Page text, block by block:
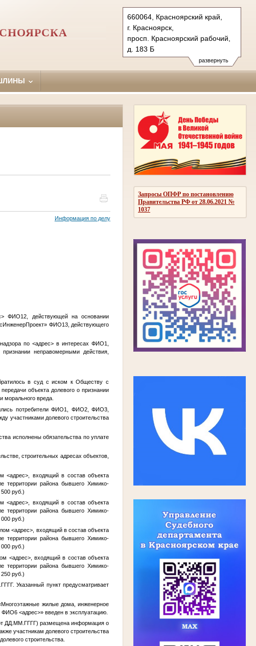
развернуть
660064, Красноярский край,
г. Красноярск,
просп. Красноярский рабочий,
д. 183 Б
Тел.: (391)263-63-43 (приемн.),
263-63-37 (гр.отд)
sverdl.krk@sudrf.ru
Запросы ОПФР по постановлению
Правительства РФ от 28.06.2021 №
1037
Информация по делу
ФИО12 , действующей на основании
ФИО13, действующего
по<адрес>в интересахФИО1
неправомерными действия,
в суд с иском к Обществу с
объекта долевого о признании
морального вреда.
потребителиФИО1 ФИО2,ФИО3
участниками долевого строительства
исполнены обязательства по уплате
строительных адресах объектов,
<адрес> , входящий в состав объекта
территории района бывшего Химико-
руб.)
<адрес> , входящий в состав объекта
территории района бывшего Химико-
руб.)
<адрес> , входящий в состав объекта
территории района бывшего Химико-
руб.)
<адрес>, входящий в состав объекта
территории района бывшего Химико-
руб.)
. Указанный пункт предусматривает
жилые дома, инженерное
ФИО6 <адрес>» введен в эксплуатацию.
ДД.ММ.ГГГГ) размещена информация о
участникам долевого строительства
строительства.